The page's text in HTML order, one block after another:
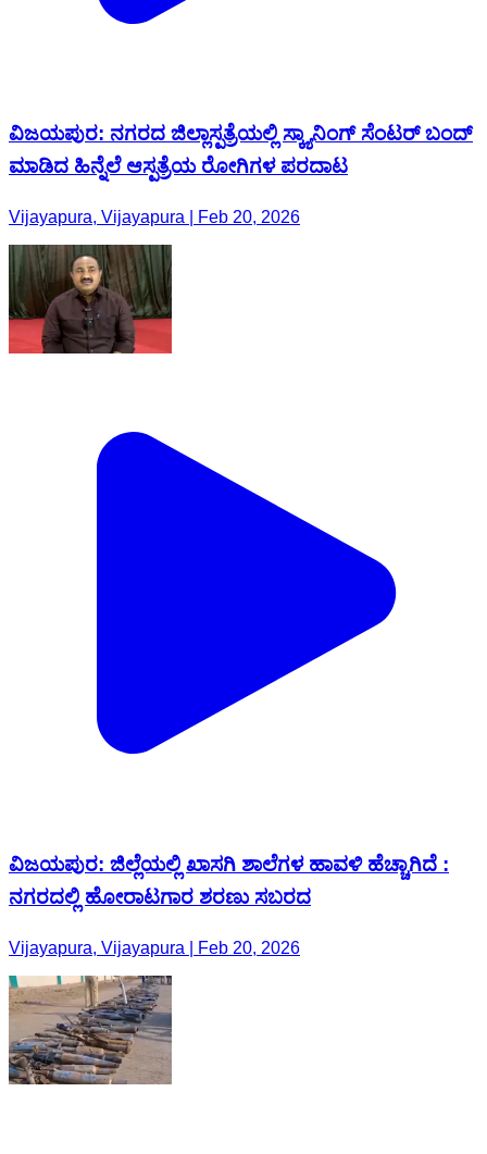
ವಿಜಯಪುರ: ನಗರದ ಜಿಲ್ಲಾಸ್ಪತ್ರೆಯಲ್ಲಿ ಸ್ಕ್ಯಾನಿಂಗ್ ಸೆಂಟರ್ ಬಂದ್
ಮಾಡಿದ ಹಿನ್ನೆಲೆ ಆಸ್ಪತ್ರೆಯ ರೋಗಿಗಳ ಪರದಾಟ
Vijayapura, Vijayapura | Feb 20, 2026
ವಿಜಯಪುರ: ಜಿಲ್ಲೆಯಲ್ಲಿ ಖಾಸಗಿ ಶಾಲೆಗಳ ಹಾವಳಿ ಹೆಚ್ಚಾಗಿದೆ :
ನಗರದಲ್ಲಿ‌ ಹೋರಾಟಗಾರ ಶರಣು ಸಬರದ
Vijayapura, Vijayapura | Feb 20, 2026